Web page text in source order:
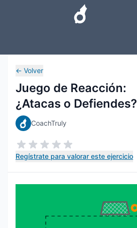
← Volver
Juego de Reacción:
¿Atacas o Defiendes?
CoachTruly
Regístrate para valorar este ejercicio